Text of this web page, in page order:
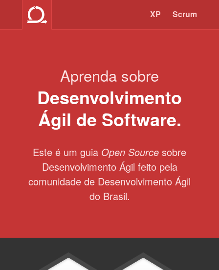
XP Scrum
Aprenda sobre
Desenvolvimento
Ágil de Software.
Este é um guia Open Source sobre
Desenvolvimento Ágil feito pela
comunidade de Desenvolvimento Ágil
do Brasil.